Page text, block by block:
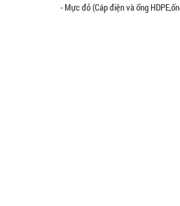
- Mực đỏ (Cáp điện và ống